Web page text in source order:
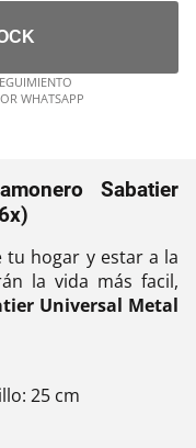
WHATSAPP
Sabatier
tu hogar y estar a la
la vida más facil,
Universal Metal
25 cm